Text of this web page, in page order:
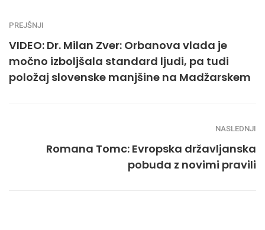
PREJŠNJI
VIDEO: Dr. Milan Zver: Orbanova vlada je
močno izboljšala standard ljudi, pa tudi
položaj slovenske manjšine na Madžarskem
NASLEDNJI
Romana Tomc: Evropska državljanska
pobuda z novimi pravili